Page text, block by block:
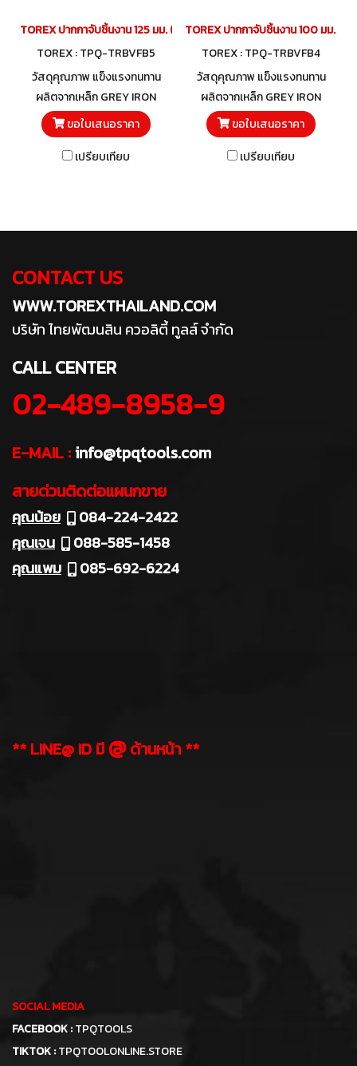
TOREX ปากกาจับชิ้นงาน 125 มม. (5")
TOREX : TPQ-TRBVFB5
วัสดุคุณภาพ แข็งแรงทนทาน
ผลิตจากเหล็ก GREY IRON
ขอใบเสนอราคา
เปรียบเทียบ
TOREX ปากกาจับชิ้นงาน 100 มม. (4")
TOREX : TPQ-TRBVFB4
วัสดุคุณภาพ แข็งแรงทนทาน
ผลิตจากเหล็ก GREY IRON
ขอใบเสนอราคา
เปรียบเทียบ
CONTACT US
WWW.TOREXTHAILAND.COM
บริษัท ไทยพัฒนสิน ควอลิตี้ ทูลส์ จำกัด
CALL CENTER
02-489-8958-9
E-MAIL :info@tpqtools.com
สายด่วนติดต่อแผนกขาย
คุณน้อย
084-224-2422
คุณเจน
088-585-1458
คุณแพม
085-692-6224
** LINE@ ID มี @ด้านหน้า **
SOCIAL MEDIA
FACEBOOK :TPQTOOLS
TIKTOK :TPQTOOLONLINE.STORE